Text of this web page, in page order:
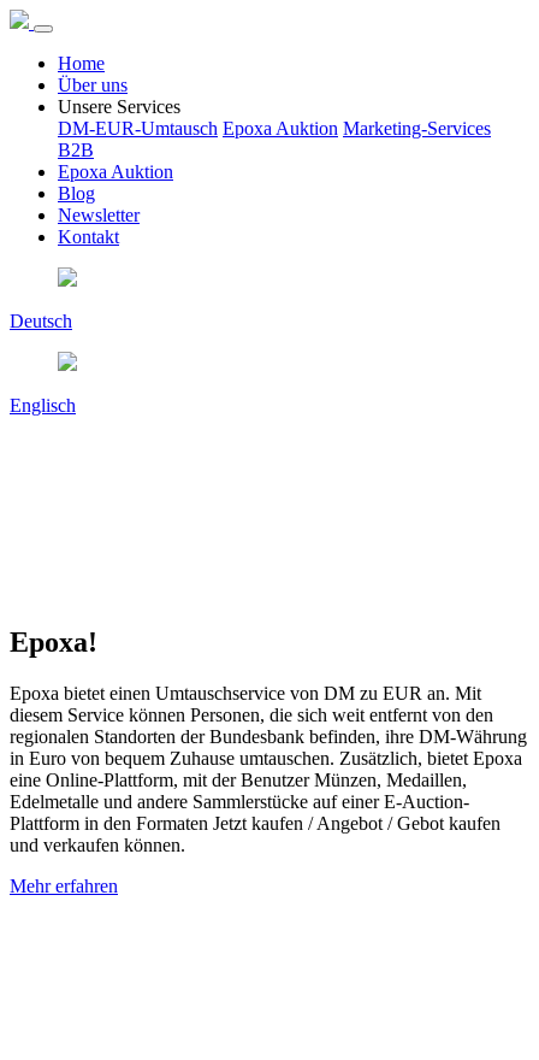
Home
Über uns
Unsere Services
DM-EUR-Umtausch Epoxa Auktion Marketing-Services
B2B
Epoxa Auktion
Blog
Newsletter
Kontakt
Deutsch
Englisch
Epoxa!
Epoxa bietet einen Umtauschservice von DM zu EUR an. Mit
diesem Service können Personen, die sich weit entfernt von den
regionalen Standorten der Bundesbank befinden, ihre DM-Währung
in Euro von bequem Zuhause umtauschen. Zusätzlich, bietet Epoxa
eine Online-Plattform, mit der Benutzer Münzen, Medaillen,
Edelmetalle und andere Sammlerstücke auf einer E-Auction-
Plattform in den Formaten Jetzt kaufen / Angebot / Gebot kaufen
und verkaufen können.
Mehr erfahren